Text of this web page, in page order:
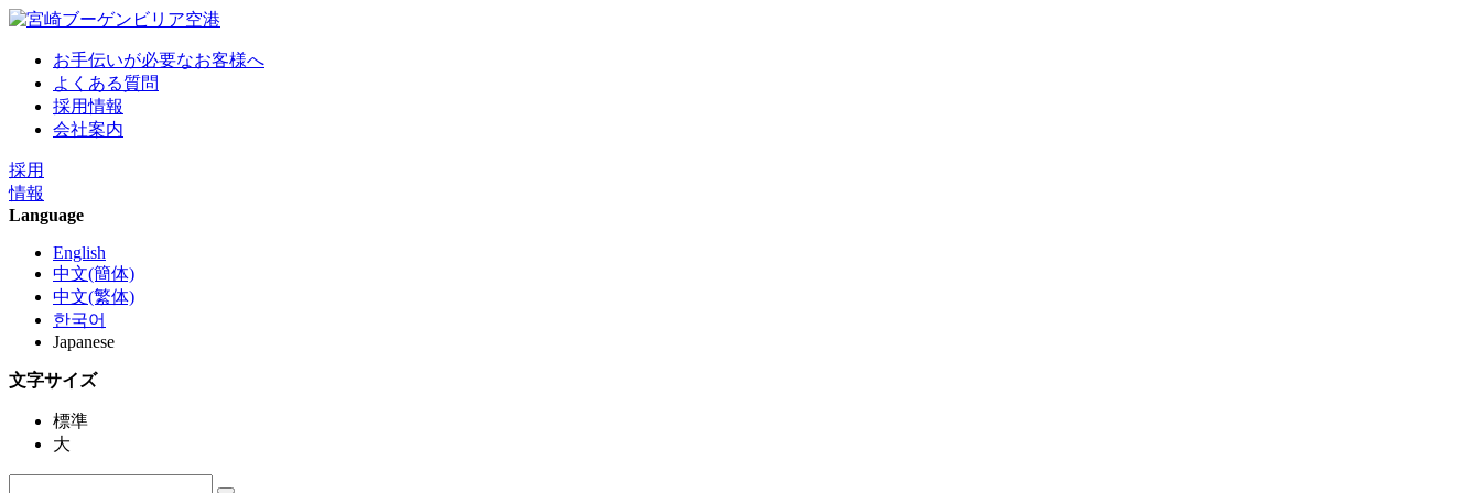
お手伝いが必要なお客様へ
よくある質問
採用情報
会社案内
採用
情報
Language
English
中文(簡体)
中文(繁体)
한국어
Japanese
文字サイズ
標準
大